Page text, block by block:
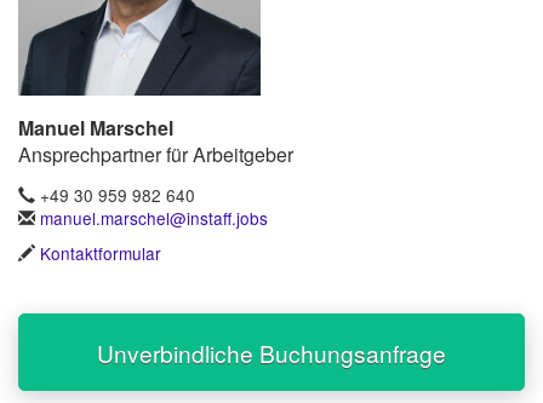
Manuel Marschel
Ansprechpartner für Arbeitgeber
+49 30 959 982 640
manuel.marschel@instaff.jobs
Kontaktformular
Unverbindliche Buchungsanfrage